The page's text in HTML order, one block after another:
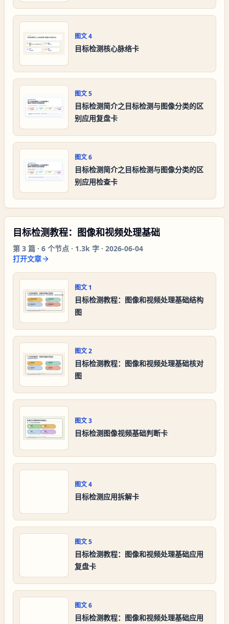
图文4
目标检测核心脉络卡
图文5
目标检测简介之目标检测与图像分类的区
别应用复盘卡
图文6
目标检测简介之目标检测与图像分类的区
别应用检查卡
目标检测教程：图像和视频处理基础
第 3 篇 · 6 个节点 · 1.3k 字 · 2026-06-04
打开文章
图文 1
目标检测教程：图像和视频处理基础结构
图
图文2
目标检测教程：图像和视频处理基础核对
图
图文3
目标检测图像视频基础判断卡
图文4
目标检测应用拆解卡
图文5
目标检测教程：图像和视频处理基础应用
复盘卡
图文6
目标检测教程：图像和视频处理基础应用